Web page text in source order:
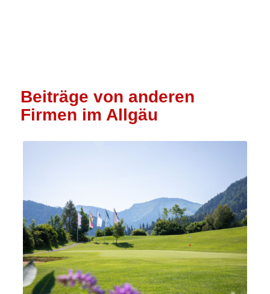
Beiträge von anderen
Firmen im Allgäu